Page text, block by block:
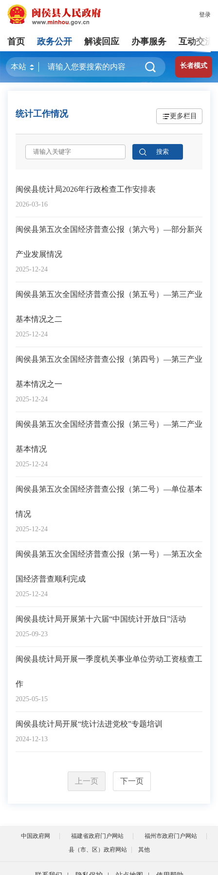
登录
首页 政务公开 解读回应 办事服务 互动交流
长者模式
统计工作情况 更多栏目
2026-03-16
闽侯县统计局2026年行政检查工作安排表
2025-12-24
闽侯县第五次全国经济普查公报（第六号）—部分新兴
产业发展情况
2025-12-24
闽侯县第五次全国经济普查公报（第五号）—第三产业
基本情况之二
2025-12-24
闽侯县第五次全国经济普查公报（第四号）—第三产业
基本情况之一
2025-12-24
闽侯县第五次全国经济普查公报（第三号）—第二产业
基本情况
2025-12-24
闽侯县第五次全国经济普查公报（第二号）—单位基本
情况
2025-12-24
闽侯县第五次全国经济普查公报（第一号）—第五次全
国经济普查顺利完成
2025-09-23
闽侯县统计局开展第十六届“中国统计开放日”活动
2025-05-15
闽侯县统计局开展一季度机关事业单位劳动工资核查工
作
2024-12-13
闽侯县统计局开展“统计法进党校”专题培训
上一页 下一页
中国政府网 福建省政府门户网站
福州市政府门户网站
县（市、区）政府网站
其他